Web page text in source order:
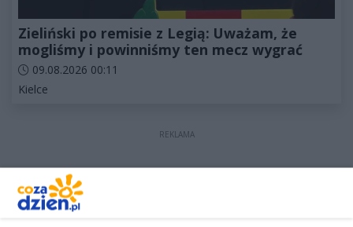
Zieliński po remisie z Legią: Uważam, że
mogliśmy i powinniśmy ten mecz wygrać
Data dodania artykułu:
09.08.2026 00:11
Kategorie artykułu:
Kielce
REKLAMA